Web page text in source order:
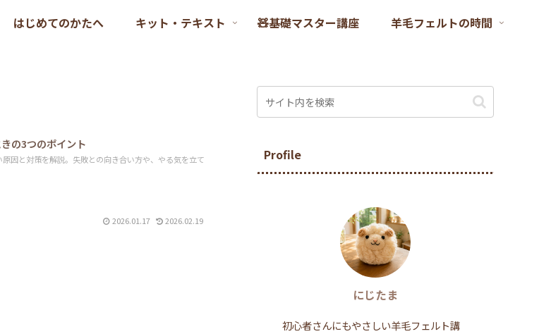
はじめてのかたへ キット・テキスト 🧸基礎マスター講座 羊毛フェルトの時間
の3つのポイント
因と対策を解説。失敗との向き合い方や、やる気を立て
2026.01.17 2026.02.19
Profile
にじたま
初心者さんにもやさしい羊毛フェルト講